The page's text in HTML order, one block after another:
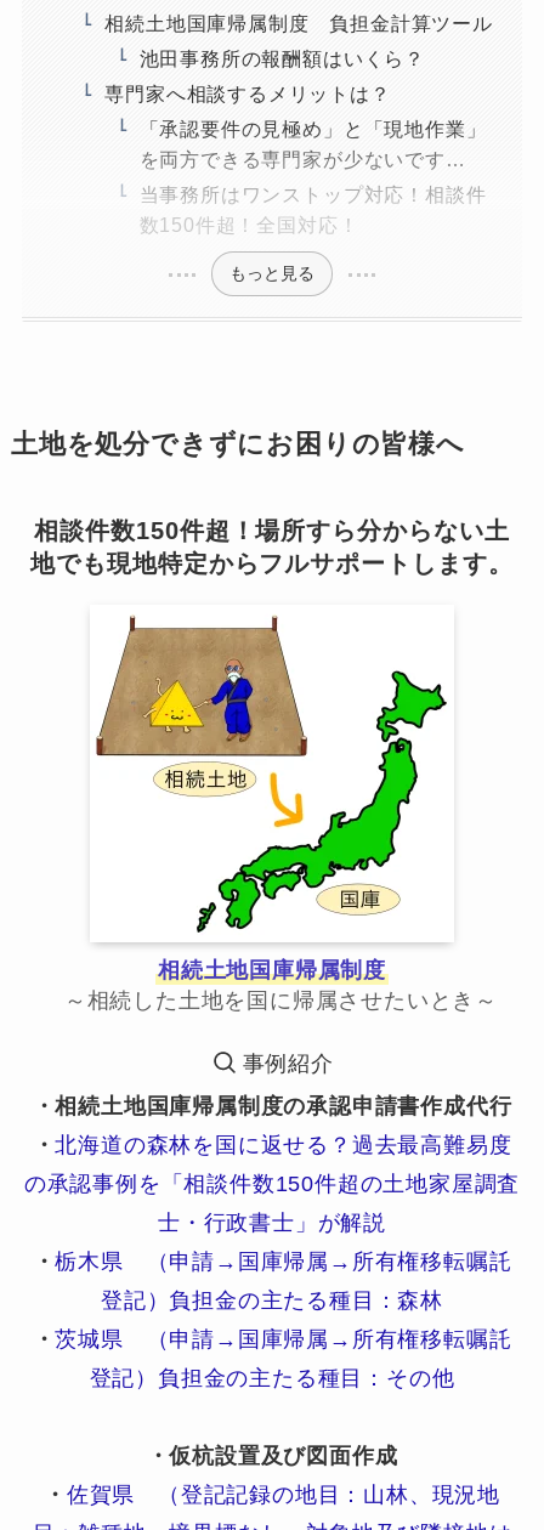
相続土地国庫帰属制度 負担金計算ツール
池田事務所の報酬額はいくら？
専門家へ相談するメリットは？
「承認要件の見極め」と「現地作業」
を両方できる専門家が少ないです…
当事務所はワンストップ対応！相談件
数150件超！全国対応！
もっと見る
土地を処分できずにお困りの皆様へ
相談件数150件超！場所すら分からない土
地でも現地特定からフルサポートします。
相続土地国庫帰属制度
～相続した土地を国に帰属させたいとき～
事例紹介
・相続土地国庫帰属制度の承認申請書作成代行
・北海道の森林を国に返せる？過去最高難易度
の承認事例を「相談件数150件超の土地家屋調査
士・行政書士」が解説
・栃木県 （申請→国庫帰属→所有権移転嘱託
登記）負担金の主たる種目：森林
・茨城県 （申請→国庫帰属→所有権移転嘱託
登記）負担金の主たる種目：その他
・仮杭設置及び図面作成
・ 佐賀県 （登記記録の地目：山林、現況地